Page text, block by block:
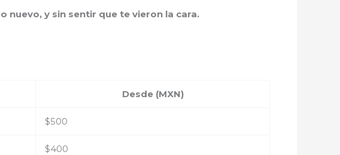
nuevo, y sin sentir que te vieron la cara.
Desde (MXN)
$500
$400